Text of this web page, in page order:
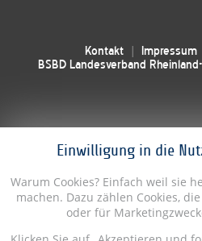
Einwilligung in die
Warum Cookies? Einfach weil sie
machen. Dazu zählen Cookies,
oder für
Kontakt Impressum
BSBD Landesverband